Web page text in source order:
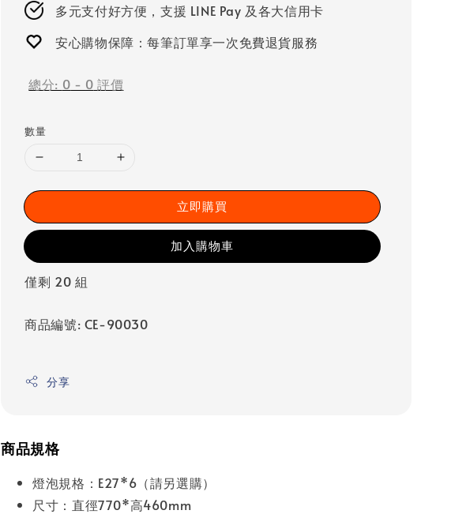
多元支付好方便，支援 LINE Pay 及各大信用卡
安心購物保障：每筆訂單享一次免費退貨服務
總分: 0 - 0 評價
數量
立即購買
加入購物車
僅剩 20 組
商品編號: CE-90030
分享
商品規格
燈泡規格：E27*6（請另選購）
尺寸：直徑770*高460mm